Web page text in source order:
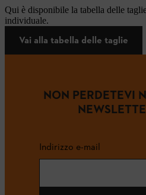
Qui è disponibile la tabella delle
individuale.
Vai alla tabella delle taglie
NON PERDETEVI
Indirizzo e-mail